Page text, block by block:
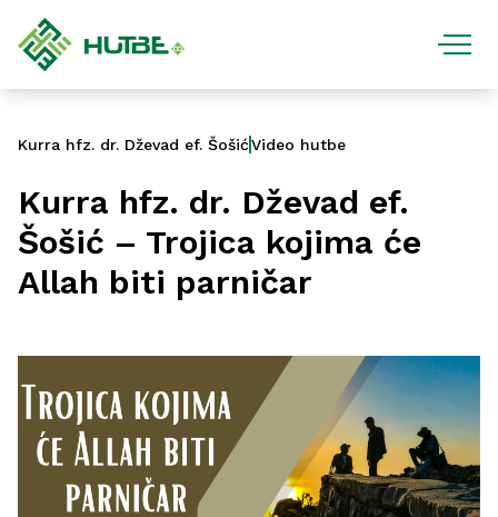
Kurra hfz. dr. Dževad ef. ŠošićVideo hutbe
Kurra hfz. dr. Dževad ef.
Šošić – Trojica kojima će
Allah biti parničar